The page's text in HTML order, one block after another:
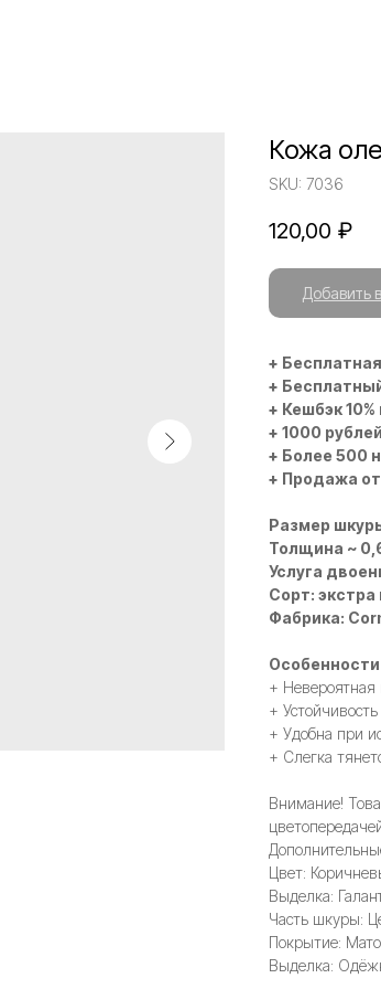
Кожа
SKU: 7036
120,00 ₽
Добавить
+
+
+ Кешбэк
+ 1000
+ Более 500
+ Продажа
Размер
Толщина ~
Услуга
Сорт:
Фабрика:
+ Невероятная
+
+ Удобна при
+ Слегка
Внимание!
Цвет:
Выделка:
Часть шкуры:
Покрытие:
Выделка: